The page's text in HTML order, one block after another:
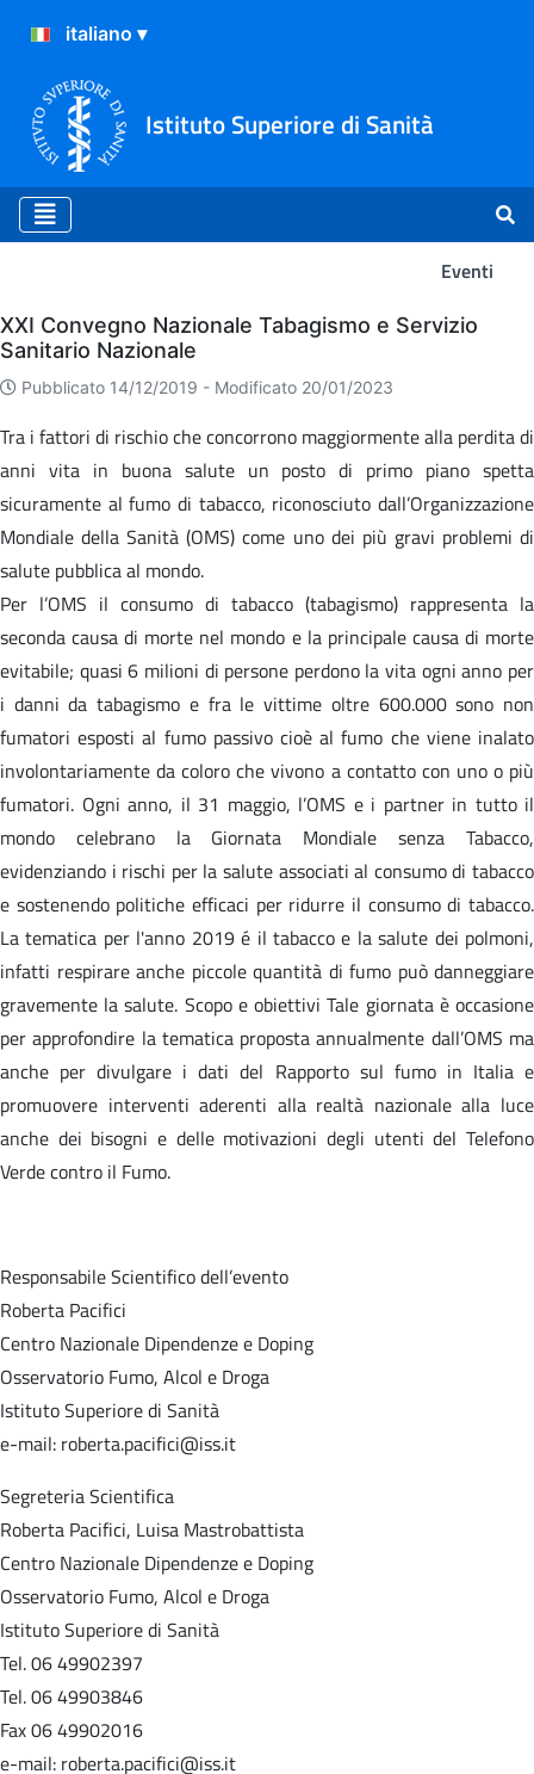
Istituto Superiore di Sanità
Eventi
Eventi
XXI Convegno Nazionale Tabagismo e Servizio
Sanitario Nazionale
Pubblicato 14/12/2019 - Modificato 20/01/2023
Tra i fattori di rischio che concorrono maggiormente alla perdita di
anni vita in buona salute un posto di primo piano spetta
sicuramente al fumo di tabacco, riconosciuto dall’Organizzazione
Mondiale della Sanità (OMS) come uno dei più gravi problemi di
salute pubblica al mondo.
Per l’OMS il consumo di tabacco (tabagismo) rappresenta la
seconda causa di morte nel mondo e la principale causa di morte
evitabile; quasi 6 milioni di persone perdono la vita ogni anno per
i danni da tabagismo e fra le vittime oltre 600.000 sono non
fumatori esposti al fumo passivo cioè al fumo che viene inalato
involontariamente da coloro che vivono a contatto con uno o più
fumatori. Ogni anno, il 31 maggio, l’OMS e i partner in tutto il
mondo celebrano la Giornata Mondiale senza Tabacco,
evidenziando i rischi per la salute associati al consumo di tabacco
e sostenendo politiche efficaci per ridurre il consumo di tabacco.
La tematica per l'anno 2019 é il tabacco e la salute dei polmoni,
infatti respirare anche piccole quantità di fumo può danneggiare
gravemente la salute. Scopo e obiettivi Tale giornata è occasione
per approfondire la tematica proposta annualmente dall’OMS ma
anche per divulgare i dati del Rapporto sul fumo in Italia e
promuovere interventi aderenti alla realtà nazionale alla luce
anche dei bisogni e delle motivazioni degli utenti del Telefono
Verde contro il Fumo.
Responsabile Scientifico dell’evento
Roberta Pacifici
Centro Nazionale Dipendenze e Doping
Osservatorio Fumo, Alcol e Droga
Istituto Superiore di Sanità
e-mail: roberta.pacifici@iss.it
Segreteria Scientifica
Roberta Pacifici, Luisa Mastrobattista
Centro Nazionale Dipendenze e Doping
Osservatorio Fumo, Alcol e Droga
Istituto Superiore di Sanità
Tel. 06 49902397
Tel. 06 49903846
Fax 06 49902016
e-mail: roberta.pacifici@iss.it